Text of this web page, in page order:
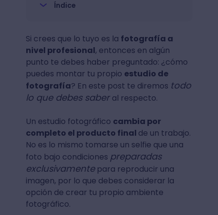
Índice
Si crees que lo tuyo es la fotografía a
nivel profesional, entonces en algún
punto te debes haber preguntado: ¿cómo
puedes montar tu propio estudio de
fotografía? En este post te diremos todo
lo que debes saberal respecto.
Un estudio fotográfico cambia por
completo el producto final de un trabajo.
No es lo mismo tomarse un selfie que una
foto bajo condiciones preparadas
exclusivamentepara reproducir una
imagen, por lo que debes considerar la
opción de crear tu propio ambiente
fotográfico.